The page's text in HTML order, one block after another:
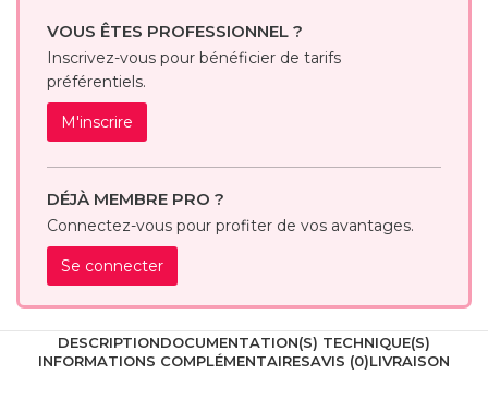
VOUS ÊTES PROFESSIONNEL ?
Inscrivez-vous pour bénéficier de tarifs
préférentiels.
M'inscrire
DÉJÀ MEMBRE PRO ?
Connectez-vous pour profiter de vos avantages.
Se connecter
DESCRIPTIONDOCUMENTATION(S) TECHNIQUE(S)
INFORMATIONS COMPLÉMENTAIRESAVIS (0)LIVRAISON